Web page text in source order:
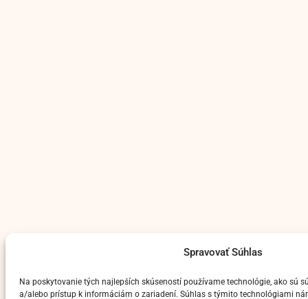
Spravovať Súhlas
Na poskytovanie tých najlepších skúseností používame technológie, ako sú
a/alebo prístup k informáciám o zariadení. Súhlas s týmito technológiami